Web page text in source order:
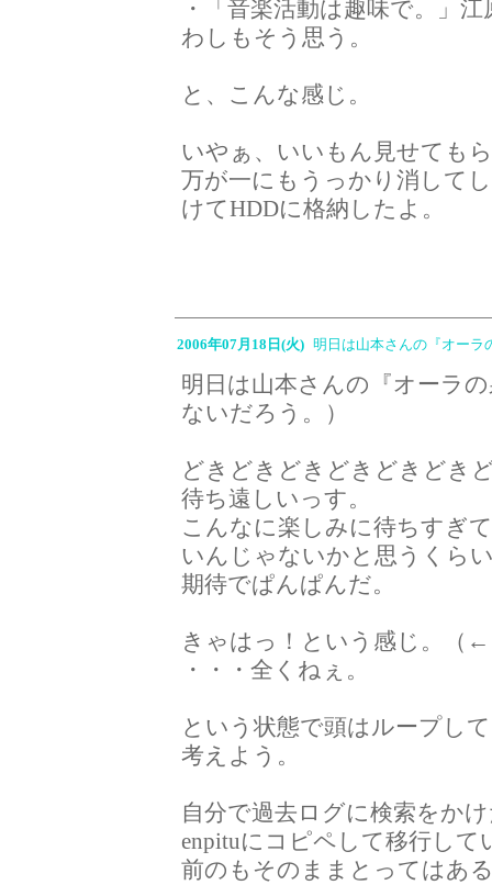
・「音楽活動は趣味で。」
わしもそう思う。
と、こんな感じ。
いやぁ、いいもん見せても
万が一にもうっかり消して
けてHDDに格納したよ。
2006年07月18日(火) 明日は山本さんの『オーラ
明日は山本さんの『オーラ
ないだろう。）
どきどきどきどきどきどき
待ち遠しいっす。
こんなに楽しみに待ちすぎ
いんじゃないかと思うくら
期待でぱんぱんだ。
きゃはっ！という感じ。
・・・全くねぇ。
という状態で頭はループし
考えよう。
自分で過去ログに検索をか
enpituにコピペして移行して
前のもそのままとってはあ